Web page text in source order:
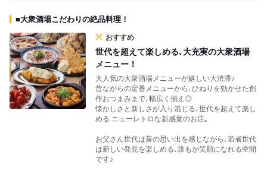
■大衆酒場こだわりの絶品料理！
おすすめ
世代を超えて楽しめる､大充実の大衆酒場
メニュー！
大人気の大衆酒場メニューが嬉しい大渋滞♪
昔ながらの定番メニューから､ひねりを効かせた創
作おつまみまで､幅広く揃え◎
懐かしさと新しさが入り混じる､世代を超えて楽し
める ニューレトロな新感覚のお店｡
お父さん世代は昔の思い出を感じながら､若者世代
は新しい発見を楽しめる､誰もが笑顔になれる空間
です♪